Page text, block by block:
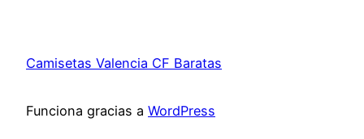
Camisetas Valencia CF Baratas
Funciona gracias a WordPress